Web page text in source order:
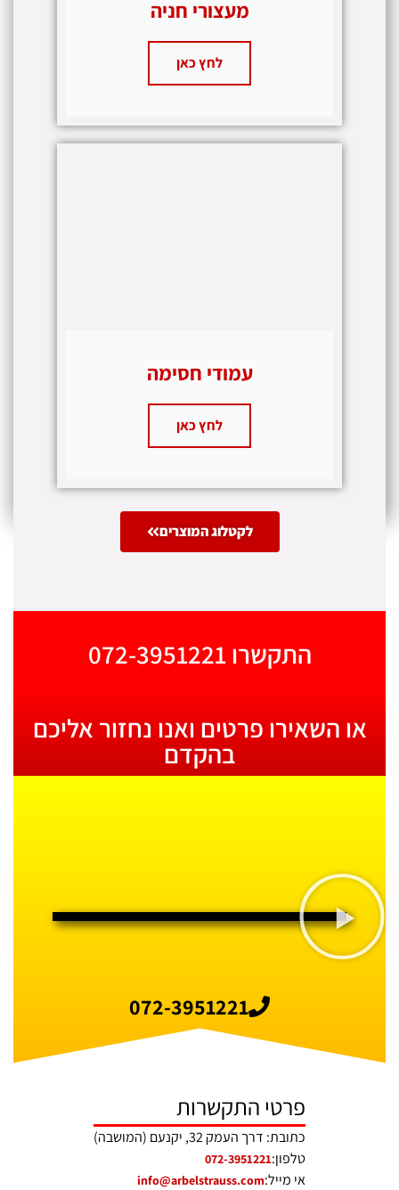
מעצורי חניה
לחץ כאן
עמודי חסימה
לחץ כאן
לקטלוג המוצרים
התקשרו 072-3951221
או השאירו פרטים ואנו נחזור אליכם
בהקדם
072-3951221
פרטי התקשרות
כתובת: דרך העמק 32, יקנעם (המושבה)
טלפון:072-3951221
אי מייל:info@arbelstrauss.com